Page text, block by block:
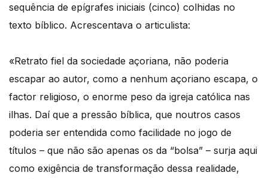
sequência de epígrafes iniciais (cinco) colhidas no
texto bíblico. Acrescentava o articulista:
«Retrato fiel da sociedade açoriana, não poderia
escapar ao autor, como a nenhum açoriano escapa, o
factor religioso, o enorme peso da igreja católica nas
ilhas. Daí que a pressão bíblica, que noutros casos
poderia ser entendida como facilidade no jogo de
títulos – que não são apenas os da “bolsa” – surja aqui
como exigência de transformação dessa realidade,